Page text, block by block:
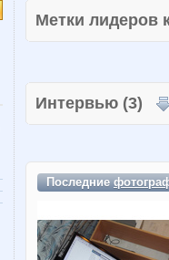
Метки
Интервью (3)
Последние